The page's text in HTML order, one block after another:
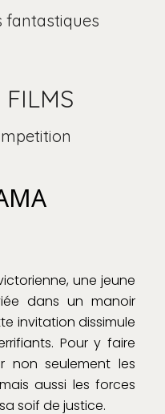
fantastiques
FILMS
une jeune
dans un manoir
invitation dissimule
Pour y faire
non seulement les
aussi les forces
soif de justice.